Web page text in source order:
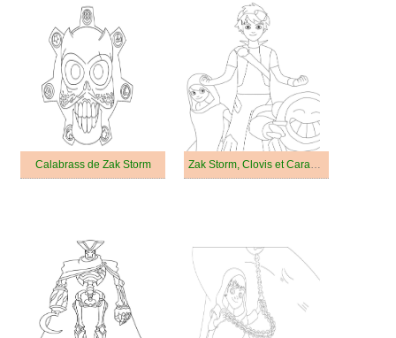
Calabrass de Zak Storm Zak Storm, Clovis et Caramba